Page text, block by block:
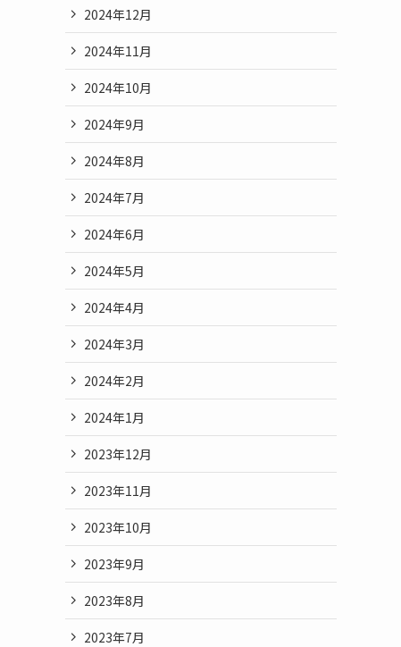
2024年12月
2024年11月
2024年10月
2024年9月
2024年8月
2024年7月
2024年6月
2024年5月
2024年4月
2024年3月
2024年2月
2024年1月
2023年12月
2023年11月
2023年10月
2023年9月
2023年8月
2023年7月